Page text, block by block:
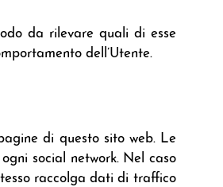
da rilevare quali di esse
dell’Utente.
di questo sito web. Le
social network. Nel caso
raccolga dati di traffico